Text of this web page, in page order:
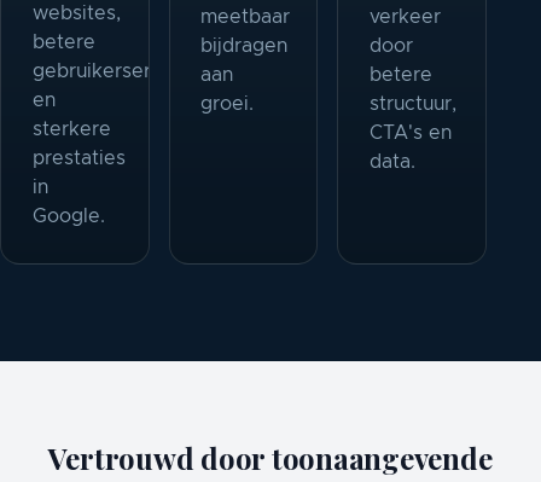
websites,
betere
gebruikerservaring
en
sterkere
prestaties
in
Google.
meetbaar
bijdragen
aan
groei.
verkeer
door
betere
structuur,
CTA's en
data.
Vertrouwd door toonaangevende